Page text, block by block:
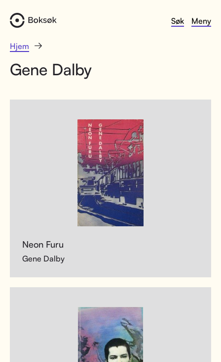
Søk Meny
Hjem
Gene Dalby
Neon Furu
Gene Dalby